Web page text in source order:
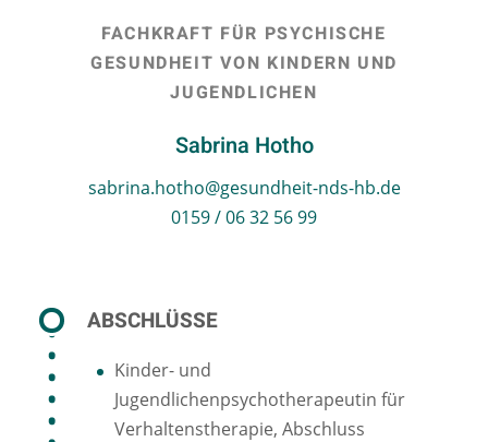
FACHKRAFT FÜR PSYCHISCHE
GESUNDHEIT VON KINDERN UND
JUGENDLICHEN
Sabrina Hotho
sabrina.hotho@gesundheit-nds-hb.de
0159 / 06 32 56 99
ABSCHLÜSSE
Kinder- und
Jugendlichenpsychotherapeutin für
Verhaltenstherapie, Abschluss